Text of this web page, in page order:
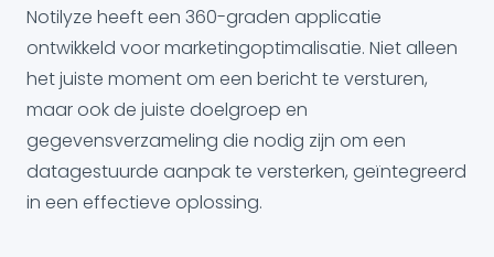
Notilyze heeft een 360-graden applicatie
ontwikkeld voor marketingoptimalisatie. Niet alleen
het juiste moment om een bericht te versturen,
maar ook de juiste doelgroep en
gegevensverzameling die nodig zijn om een
datagestuurde aanpak te versterken, geïntegreerd
in een effectieve oplossing.